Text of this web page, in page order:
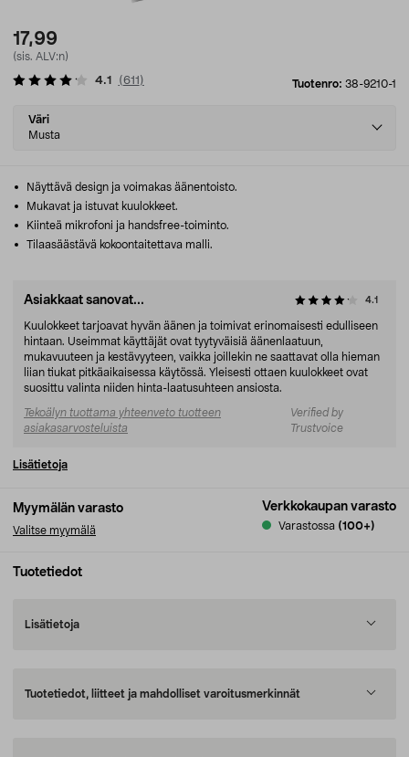
17,99
(sis. ALV:n)
Tuotenro: 38-9210-1
4.1 (611 )
Select
variant
Väri
Musta
Myymälän varasto
Valitse myymälä
Verkkokaupan varasto
Varastossa (100+)
Näyttävä design ja voimakas äänentoisto.
Mukavat ja istuvat kuulokkeet.
Kiinteä mikrofoni ja handsfree-toiminto.
Tilaasäästävä kokoontaitettava malli.
Asiakkaat sanovat... 4.1
Kuulokkeet tarjoavat hyvän äänen ja toimivat erinomaisesti edulliseen
hintaan. Useimmat käyttäjät ovat tyytyväisiä äänenlaatuun,
mukavuuteen ja kestävyyteen, vaikka joillekin ne saattavat olla hieman
liian tiukat pitkäaikaisessa käytössä. Yleisesti ottaen kuulokkeet ovat
suosittu valinta niiden hinta-laatusuhteen ansiosta.
Tekoälyn tuottama yhteenveto tuotteen
asiakasarvosteluista
Verified by
Trustvoice
Lisätietoja
Tuotetiedot
Lisätietoja
Tuotetiedot, liitteet ja mahdolliset varoitusmerkinnät